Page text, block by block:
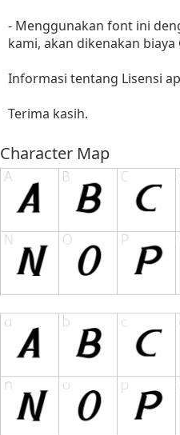
- Menggunakan font ini
kami, akan dikenakan biaya
Informasi tentang Lisensi
Terima kasih.
Character Map